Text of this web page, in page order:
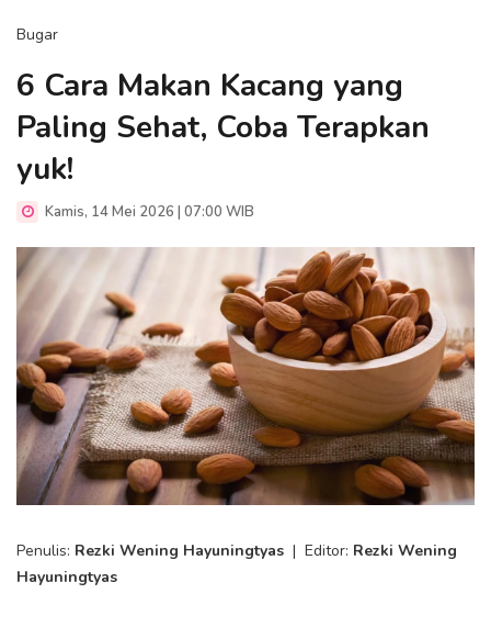
Bugar
6 Cara Makan Kacang yang
Paling Sehat, Coba Terapkan
yuk!
Kamis, 14 Mei 2026 | 07:00 WIB
Penulis: Rezki Wening Hayuningtyas | Editor: Rezki Wening
Hayuningtyas